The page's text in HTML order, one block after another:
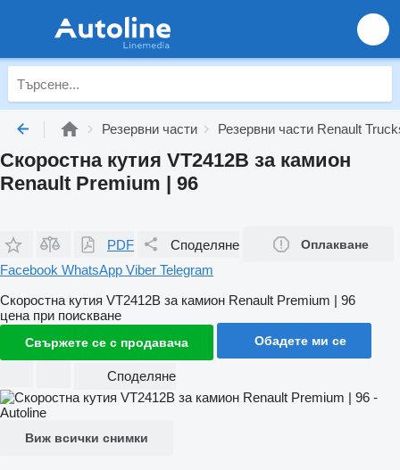
Резервни части Резервни части Renault
Скоростна кутия VT2412B за камион
Renault Premium | 96
PDF Споделяне Оплакване
Facebook WhatsApp Viber Telegram
Скоростна кутия VT2412B за камион Renault Premium | 96
цена при поискване
Свържете се с продавача Обадете ми се
Споделяне
Виж всички снимки